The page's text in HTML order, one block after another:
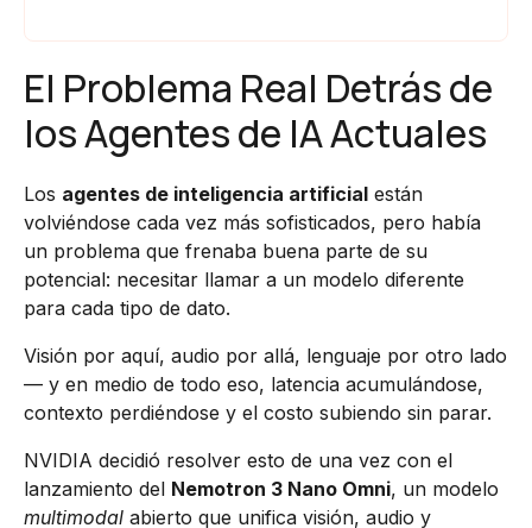
El Problema Real Detrás de
los Agentes de IA Actuales
Los agentes de inteligencia artificial están
volviéndose cada vez más sofisticados, pero había
un problema que frenaba buena parte de su
potencial: necesitar llamar a un modelo diferente
para cada tipo de dato.
Visión por aquí, audio por allá, lenguaje por otro lado
— y en medio de todo eso, latencia acumulándose,
contexto perdiéndose y el costo subiendo sin parar.
NVIDIA decidió resolver esto de una vez con el
lanzamiento del Nemotron 3 Nano Omni, un modelo
multimodal abierto que unifica visión, audio y